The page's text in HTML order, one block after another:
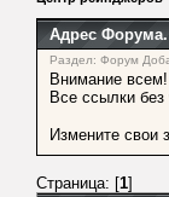
Адрес Форума.
Раздел: Форум
Внимание
Все ссылки без
Измените свои
Страница: [1]